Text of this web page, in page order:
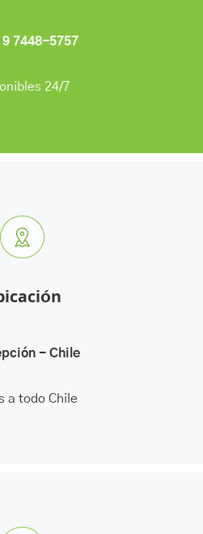
9 7448-5757
24/7
- Chile
a todo Chile